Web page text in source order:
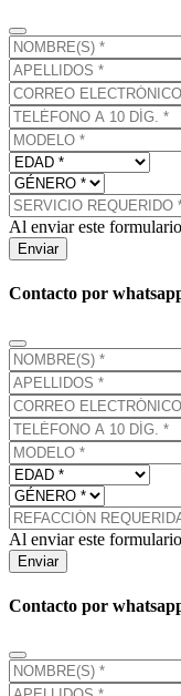
Al enviar este
Enviar
Contacto por
Al enviar este
Enviar
Contacto por